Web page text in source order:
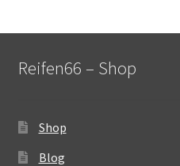
Reifen66 – Shop
Shop
Blog